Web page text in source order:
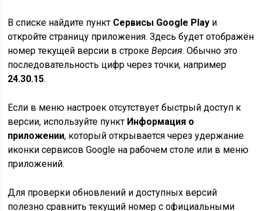
В списке найдите пункт Сервисы Google Play и
откройте страницу приложения. Здесь будет отображён
номер текущей версии в строкеВерсия. Обычно это
последовательность цифр через точки, например
24.30.15.
Если в меню настроек отсутствует быстрый доступ к
версии, используйте пункт Информация о
приложении, который открывается через удержание
иконки сервисов Google на рабочем столе или в меню
приложений.
Для проверки обновлений и доступных версий
полезно сравнить текущий номер с официальными